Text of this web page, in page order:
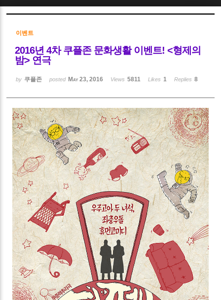
이벤트
2016년 4차 쿠플존 문화생활 이벤트! <형제의
밤> 연극
by 쿠플존 posted May 23, 2016 Views 5811 Likes 1 Replies 8
Sketchbook5, 스케치북5
Sketchbook5, 스케치북5